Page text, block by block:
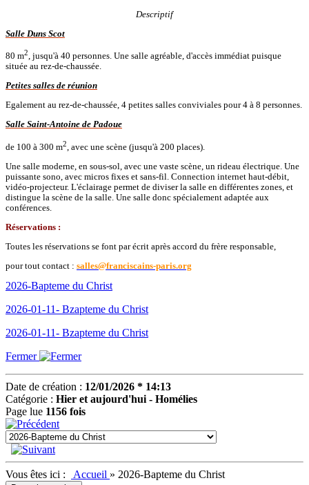
Descriptif
Salle Duns Scot
80 m2, jusqu'à 40 personnes. Une salle agréable, d'accès immédiat puisque
située au rez-de-chaussée.
Petites salles de réunion
Egalement au rez-de-chaussée, 4 petites salles conviviales pour 4 à 8 personnes.
Salle Saint-Antoine de Padoue
de 100 à 300 m2 , avec une scène (jusqu'à 200 places).
Une salle moderne, en sous-sol, avec une vaste scène, un rideau électrique. Une
puissante sono, avec micros fixes et sans-fil. Connection internet haut-débit,
vidéo-projecteur. L'éclairage permet de diviser la salle en différentes zones, et
distingue la scène de la salle. Une salle donc spécialement adaptée aux
conférences.
Réservations :
Toutes les réservations se font par écrit après accord du frère responsable,
pour tout contact : salles@franciscains-paris.org
2026-Bapteme du Christ
2026-01-11- Bzapteme du Christ
2026-01-11- Bzapteme du Christ
Fermer
Date de création : 12/01/2026 * 14:13
Catégorie : Hier et aujourd'hui - Homélies
Page lue 1156 fois
Vous êtes ici : Accueil » 2026-Bapteme du Christ